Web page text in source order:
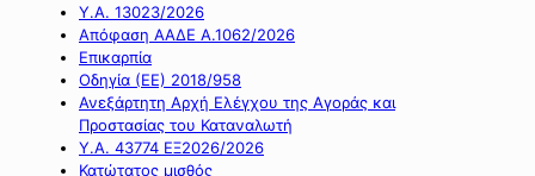
Υ.Α. 13023/2026
Απόφαση ΑΑΔΕ Α.1062/2026
Επικαρπία
Οδηγία (ΕΕ) 2018/958
Ανεξάρτητη Αρχή Ελέγχου της Αγοράς και
Προστασίας του Καταναλωτή
Υ.Α. 43774 ΕΞ2026/2026
Κατώτατος μισθός